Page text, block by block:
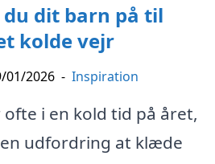
dit barn på til
kolde vejr
01/2026 - Inspiration
i en kold tid på året,
udfordring at klæde